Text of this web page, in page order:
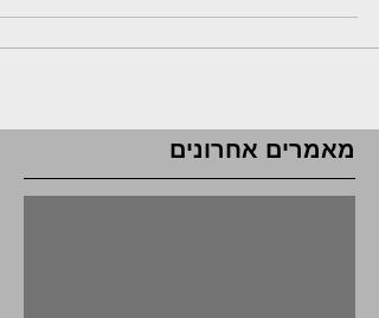
צריכים? כדי לענות על...
מאמרים אחרונים